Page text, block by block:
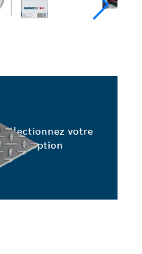
Sélectionnez votre
option